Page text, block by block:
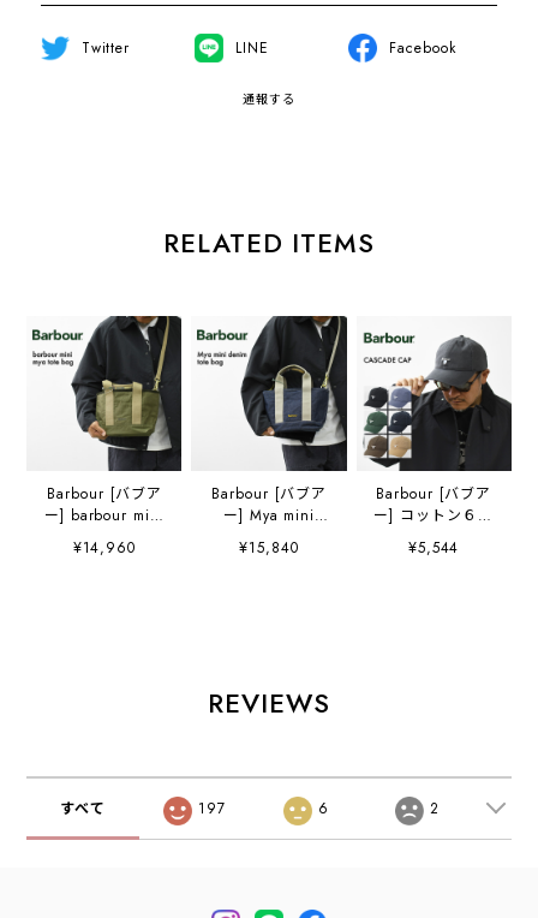
Twitter LINE Facebook
通報する
RELATED ITEMS
Barbour [バブア
ー] barbour mini
mya tote bag
[lba0523] バブア
¥14,960
Barbour [バブア
ー] Mya mini
denim tote bag
[LBA0539] Mya ミ
綿・ロゴ・MEN'S
/ LADY'S
¥15,840
Barbour [バブア
ー] コットン６パ
ネル キャップ
[MHA0274] キャ
¥5,544
REVIEWS
すべて 197 6 2